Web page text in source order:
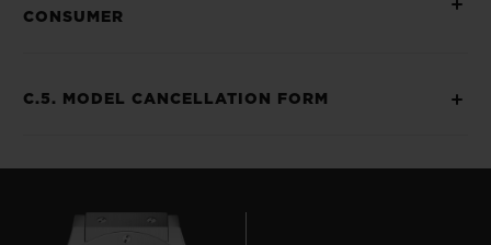
CONSUMER
C.5. MODEL CANCELLATION FORM